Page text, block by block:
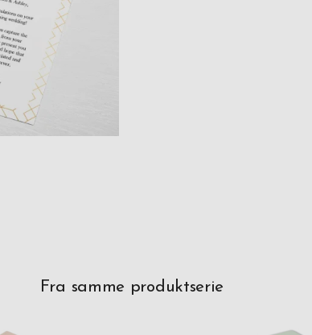
Fra samme produktserie